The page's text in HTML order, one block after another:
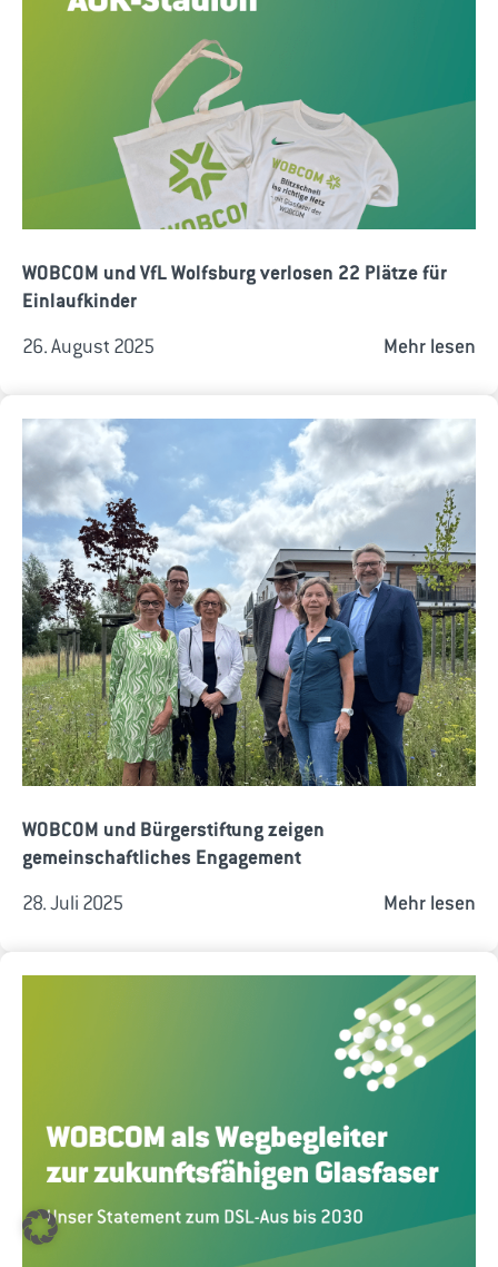
WOBCOM und VfL Wolfsburg verlosen 22 Plätze für
Einlaufkinder
26. August 2025 Mehr lesen
WOBCOM und Bürgerstiftung zeigen
gemeinschaftliches Engagement
28. Juli 2025 Mehr lesen